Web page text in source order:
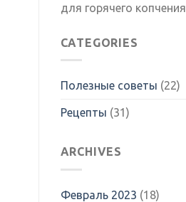
для горячего копчения
CATEGORIES
Полезные советы (22)
Рецепты (31)
ARCHIVES
Февраль 2023 (18)